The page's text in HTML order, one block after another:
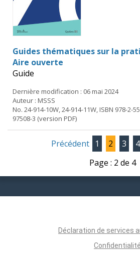
Guides thématiques sur la
Aire ouverte
Guide
Dernière modification : 06 mai 2024
Auteur : MSSS
No. 24-914-10W, 24-914-11W, ISBN 978-2-
97508-3 (version PDF)
Précédent 1 2 3 4
Page : 2 de 4
Déclaration de services
Confidentialité